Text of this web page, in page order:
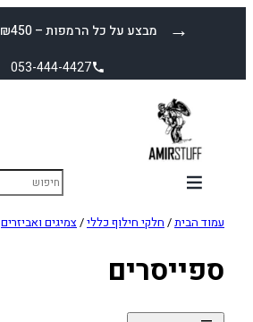
מבצע על כל הרמפות – ₪450 עד הבית! →
053-444-4427
עמוד הבית/ חלקי חילוף כללי/ צמיגים ואביזרים
ספייסרים